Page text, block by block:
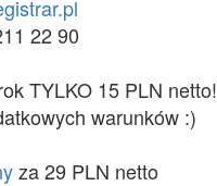
22 90
TYLKO 15 PLN netto!
warunków :)
za 29 PLN netto